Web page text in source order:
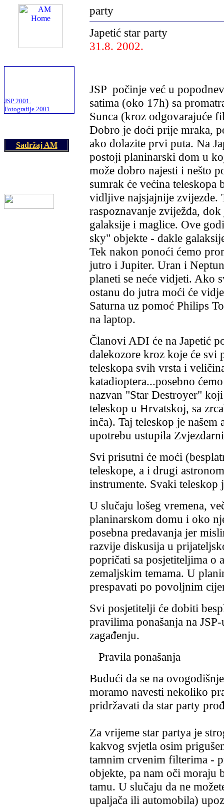
JSP 2001.
Fotografije 2001
Sadržaj AM
party
Japetić star party
31.8. 2002.
JSP počinje već u
satima (oko 17h) sa
Sunca (kroz odgovarajuće
Dobro je doći prije mraka,
ako dolazite prvi puta. Na
postoji planinarski dom u
može dobro najesti i nešto
sumrak će većina
vidljive najsjajnije zvijezde.
raspoznavanje zviježđa,
galaksije i maglice. Ove
sky" objekte - dakle
Tek nakon ponoći ćemo
jutro i Jupiter. Uran i
planeti se neće vidjeti. Ako
ostanu do jutra moći će
Saturna uz pomoć Philips
na laptop.
Članovi ADI će na Japetić
dalekozore kroz koje će svi
teleskopa svih vrsta i
katadioptera...posebno
nazvan "Star Destroyer"
teleskop u Hrvatskoj, sa
inča). Taj teleskop je
upotrebu ustupila
Svi prisutni će moći
teleskope, a i drugi
instrumente. Svaki teleskop
U slučaju lošeg vremena,
planinarskom domu i oko
posebna predavanja jer
razvije diskusija u
popričati sa posjetiteljima o
zemaljskim temama. U
prespavati po povoljnim
Svi posjetitelji će dobiti
pravilima ponašanja na
zagađenju.
Pravila ponašanja
Budući da se na
moramo navesti nekoliko
pridržavati da star party
Za vrijeme star partya je
kakvog svjetla osim
tamnim crvenim filterima -
objekte, pa nam oči
tamu. U slučaju da ne
upaljača ili automobila)